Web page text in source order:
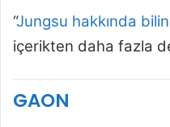
“Jungsu hakkında
içerikten daha fazla
GAON